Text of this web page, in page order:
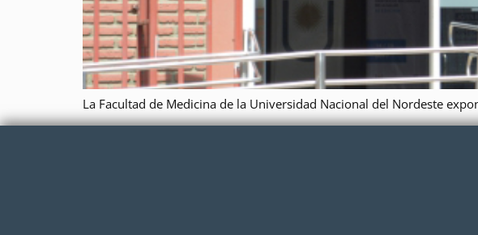
La Facultad de Medicina de la Universidad Nacional del Nordeste